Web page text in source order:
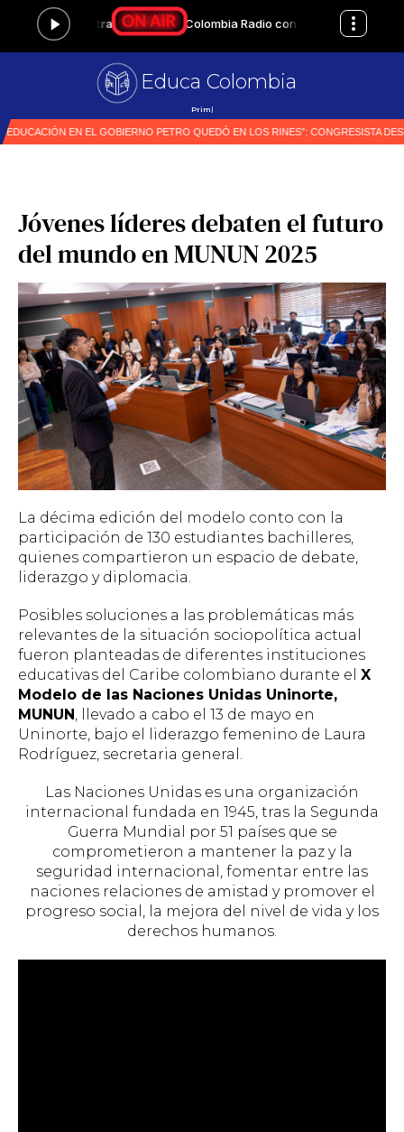
Educa Colombia
Primer medio espe
Jóvenes líderes debaten el futuro
del mundo en MUNUN 2025
La décima edición del modelo conto con la
participación de 130 estudiantes bachilleres,
quienes compartieron un espacio de debate,
liderazgo y diplomacia.
Posibles soluciones a las problemáticas más
relevantes de la situación sociopolítica actual
fueron planteadas de diferentes instituciones
educativas del Caribe colombiano durante el X
Modelo de las Naciones Unidas Uninorte,
MUNUN , llevado a cabo el 13 de mayo en
Uninorte, bajo el liderazgo femenino de Laura
Rodríguez, secretaria general.
Las Naciones Unidas es una organización
internacional fundada en 1945, tras la Segunda
Guerra Mundial por 51 países que se
comprometieron a mantener la paz y la
seguridad internacional, fomentar entre las
naciones relaciones de amistad y promover el
progreso social, la mejora del nivel de vida y los
derechos humanos.